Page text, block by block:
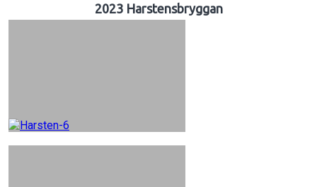
2023 Harstensbryggan